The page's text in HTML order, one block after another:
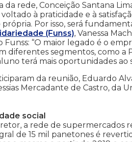
da rede, Conceição Santana
voltado à praticidade e à
Por isso, será
(Funss), Vanessa
Funss: “O maior legado é o
diferentes segmentos, como a
terá mais oportunidades ao
da reunião, Eduardo
Mercadante de Castro, da
social
a rede de supermercados
de 15 mil panetones é